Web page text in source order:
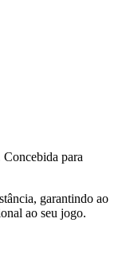
para
garantindo ao
ao seu jogo.